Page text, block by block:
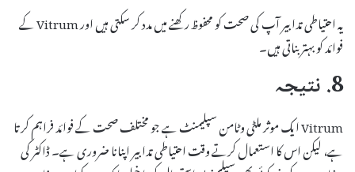
یہ احتیاطی تدابیر آپ کی صحت کو محفوظ رکھنے میں مدد کر سکتی ہیں اور Vitrum کے
فوائد کو بہتر بناتی ہیں۔
8. نتیجہ
Vitrum ایک موثر ملٹی وٹامن سپلیمنٹ ہے جو مختلف صحت کے فوائد فراہم کرتا
ہے، لیکن اس کا استعمال کرتے وقت احتیاطی تدابیر اپنانا ضروری ہے۔ ڈاکٹر کی